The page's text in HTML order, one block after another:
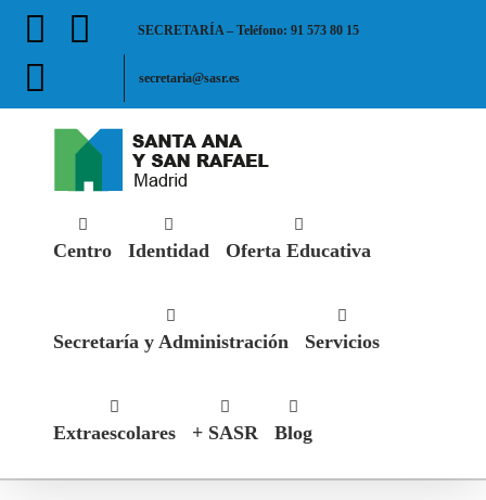
Facebook
Instagram
SECRETARÍA – Teléfono: 91 573 80 15
secretaria@sasr.es
Centro Identidad Oferta Educativa
Secretaría y Administración Servicios
Extraescolares + SASR Blog